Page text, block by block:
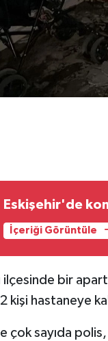
Eskişehir'de
İçeriği Görüntüle
bir
hastaneye
çok sayıda